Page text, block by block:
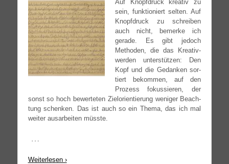
Auf Knopf­druck krea­tiv zu
sein, funk­tio­niert sel­ten. Auf
Knopf­druck zu schrei­ben
auch nicht, bemer­ke ich
gera­de. Es gibt jedoch
Metho­den, die das Krea­tiv­
wer­den unter­stüt­zen: Den
Kopf und die Gedan­ken sor­
tiert bekom­men, auf den
Pro­zess fokus­sie­ren, der
sonst so hoch bewer­te­ten Ziel­ori­en­tie­rung weni­ger Beach­
tung schen­ken. Das ist auch so ein The­ma, das ich mal
wei­ter aus­ar­bei­ten müsste.
…
Wei­ter­le­sen ›